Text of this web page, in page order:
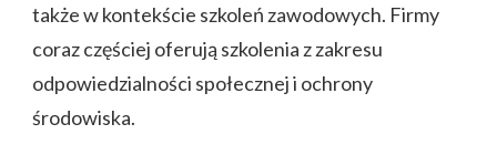
także w kontekście szkoleń zawodowych. Firmy
coraz częściej oferują szkolenia z zakresu
odpowiedzialności społecznej i ochrony
środowiska.